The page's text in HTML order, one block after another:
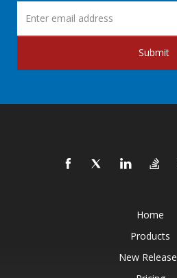
Submit
Home
Products
New